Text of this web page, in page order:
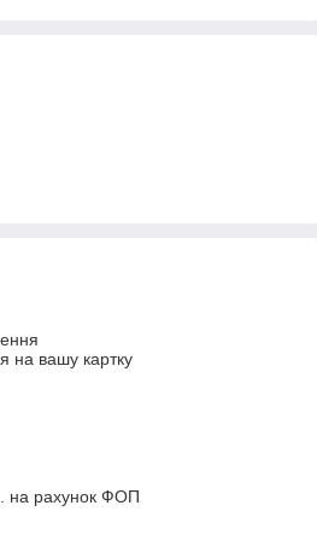
на вашу картку
на рахунок ФОП